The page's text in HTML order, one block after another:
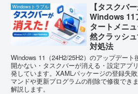
Windowsトラブル
【タスクバ
Windows 11
タートメニ
然クラッシ
対処法
Windows 11（24H2/25H2）のアップデー
開かない・タスクバーが消える・設定アプ
発しています。XAMLパッケージの登録失
マンドや更新プログラムの削除で修復でき
解説します。